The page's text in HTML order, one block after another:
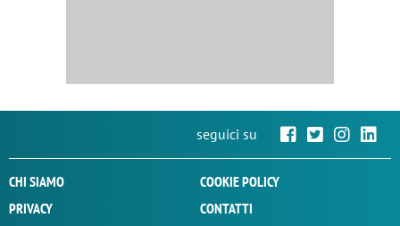
seguici su
CHI SIAMO
COOKIE POLICY
PRIVACY
CONTATTI